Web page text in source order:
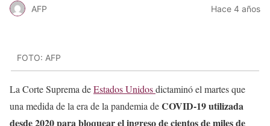
AFP Hace 4 años
FOTO: AFP
La Corte Suprema deEstados Unidosdictaminó el martes que
una medida de la era de la pandemia deCOVID-19 utilizada
desde 2020 para bloquear el ingreso de cientos de miles de